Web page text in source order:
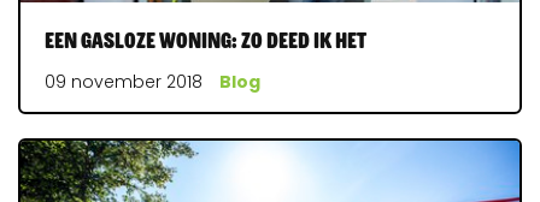
Een gasloze woning: zo deed ik het
09 november 2018 Blog